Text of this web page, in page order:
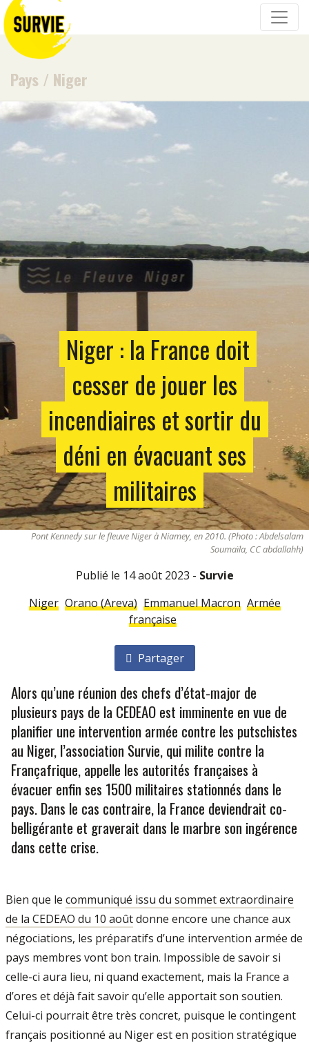
Pays / Niger
Niger : la France doit
cesser de jouer les
incendiaires et sortir du
déni en évacuant ses
militaires
Pont Kennedy sur le fleuve Niger à Niamey, en 2010. (Photo : Abdelsalam
Soumaïla, CC abdallahh)
Publié le 14 août 2023 - Survie
Niger Orano (Areva) Emmanuel Macron Armée
française
Partager
Alors qu’une réunion des chefs d’état-major de
plusieurs pays de la CEDEAO est imminente en vue de
planifier une intervention armée contre les putschistes
au Niger, l’association Survie, qui milite contre la
Françafrique, appelle les autorités françaises à
évacuer enfin ses 1500 militaires stationnés dans le
pays. Dans le cas contraire, la France deviendrait co-
belligérante et graverait dans le marbre son ingérence
dans cette crise.
Bien que le communiqué issu du sommet extraordinaire
de la CEDEAO du 10 aoûtdonne encore une chance aux
négociations, les préparatifs d’une intervention armée de
pays membres vont bon train. Impossible de savoir si
celle-ci aura lieu, ni quand exactement, mais la France a
d’ores et déjà fait savoir qu’elle apportait son soutien.
Celui-ci pourrait être très concret, puisque le contingent
français positionné au Niger est en position stratégique